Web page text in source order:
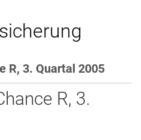
R, 3. Quartal 2005
R, 3.